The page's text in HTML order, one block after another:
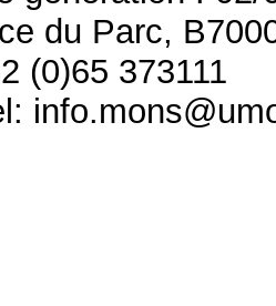
du Parc,
(0)65 373111